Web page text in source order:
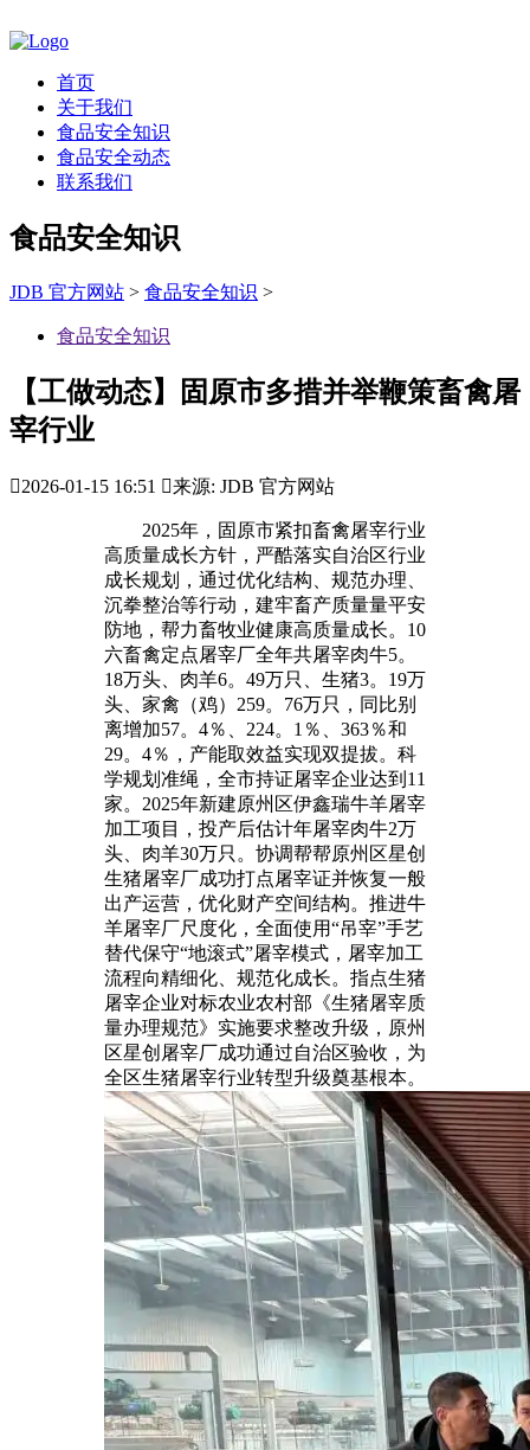
首页
关于我们
食品安全知识
食品安全动态
联系我们
食品安全知识
JDB 官方网站 > 食品安全知识 >
食品安全知识
【工做动态】固原市多措并举鞭策畜禽屠
宰行业
2026-01-15 16:51 来源: JDB 官方网站
2025年，固原市紧扣畜禽屠宰行业
高质量成长方针，严酷落实自治区行业
成长规划，通过优化结构、规范办理、
沉拳整治等行动，建牢畜产质量量平安
防地，帮力畜牧业健康高质量成长。10
六畜禽定点屠宰厂全年共屠宰肉牛5。
18万头、肉羊6。49万只、生猪3。19万
头、家禽（鸡）259。76万只，同比别
离增加57。4％、224。1％、363％和
29。4％，产能取效益实现双提拔。科
学规划准绳，全市持证屠宰企业达到11
家。2025年新建原州区伊鑫瑞牛羊屠宰
加工项目，投产后估计年屠宰肉牛2万
头、肉羊30万只。协调帮帮原州区星创
生猪屠宰厂成功打点屠宰证并恢复一般
出产运营，优化财产空间结构。推进牛
羊屠宰厂尺度化，全面使用“吊宰”手艺
替代保守“地滚式”屠宰模式，屠宰加工
流程向精细化、规范化成长。指点生猪
屠宰企业对标农业农村部《生猪屠宰质
量办理规范》实施要求整改升级，原州
区星创屠宰厂成功通过自治区验收，为
全区生猪屠宰行业转型升级奠基根本。